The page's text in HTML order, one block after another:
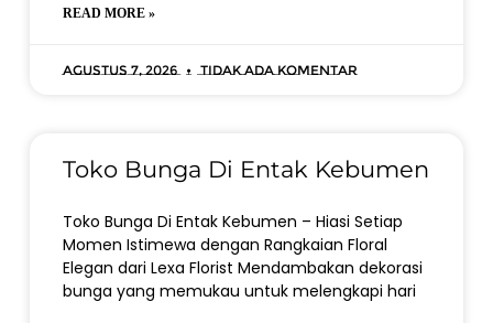
READ MORE »
Agustus 7, 2026 Tidak ada komentar
Toko Bunga Di Entak Kebumen
Toko Bunga Di Entak Kebumen – Hiasi Setiap
Momen Istimewa dengan Rangkaian Floral
Elegan dari Lexa Florist Mendambakan dekorasi
bunga yang memukau untuk melengkapi hari